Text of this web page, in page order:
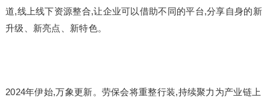
道,线上线下资源整合,让企业可以借助不同的平台,分享自身的新
升级、新亮点、新特色。
2024年伊始,万象更新。劳保会将重整行装,持续聚力为产业链上